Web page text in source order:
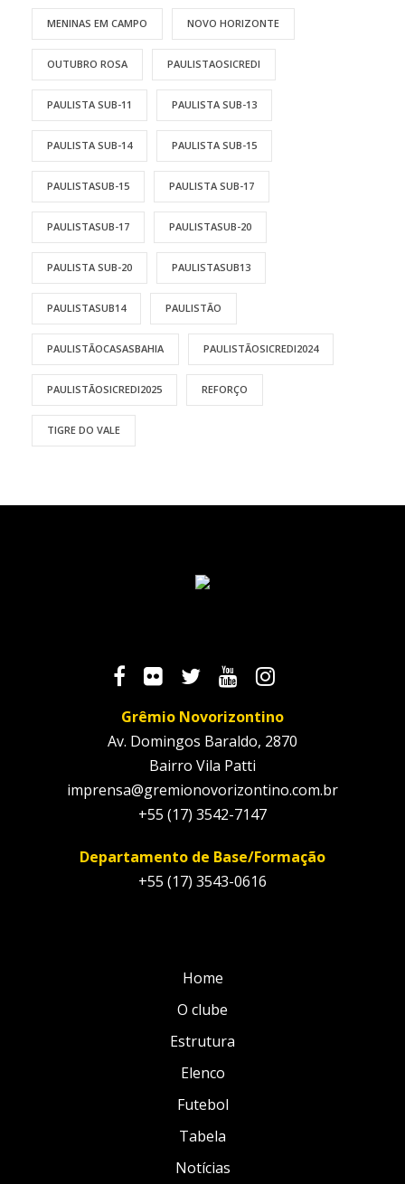
MENINAS EM CAMPO NOVO HORIZONTE
OUTUBRO ROSA PAULISTAOSICREDI
PAULISTA SUB-11 PAULISTA SUB-13
PAULISTA SUB-14 PAULISTA SUB-15
PAULISTASUB-15 PAULISTA SUB-17
PAULISTASUB-17 PAULISTASUB-20
PAULISTA SUB-20 PAULISTASUB13
PAULISTASUB14 PAULISTÃO
PAULISTÃOCASASBAHIA PAULISTÃOSICREDI2024
PAULISTÃOSICREDI2025 REFORÇO
TIGRE DO VALE
Grêmio Novorizontino
Av. Domingos Baraldo, 2870
Bairro Vila Patti
imprensa@gremionovorizontino.com.br
+55 (17) 3542-7147
Departamento de Base/Formação
+55 (17) 3543-0616
Home
O clube
Estrutura
Elenco
Futebol
Tabela
Notícias